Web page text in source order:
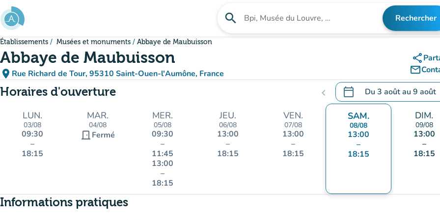
Aller au contenu principal
search Rechercher un établissement Rechercher
Établissements Musées et monuments Abbaye de Maubuisson
Abbaye de Maubuisson
place Rue Richard de Tour, 95310 Saint-Ouen-l'Aumône, France
(ouvrir dans Google Maps)
(nouvel onglet)
share
mail_outline
Horaires d'ouverture chevron_left calendar_today Du 3 aoûtau 9 août
.Ouvrir le calendrier pour
LUN.
03/08
09:30
–
18:15
MAR.
04/08
door_front Fermé
MER.
05/08
09:30
–
11:45
13:00
–
18:15
JEU.
06/08
13:00
–
18:15
VEN.
07/08
13:00
–
18:15
SAM.
08/08
13:00
–
18:15
DIM.
09/08
13:00
–
18:15
Informations pratiques